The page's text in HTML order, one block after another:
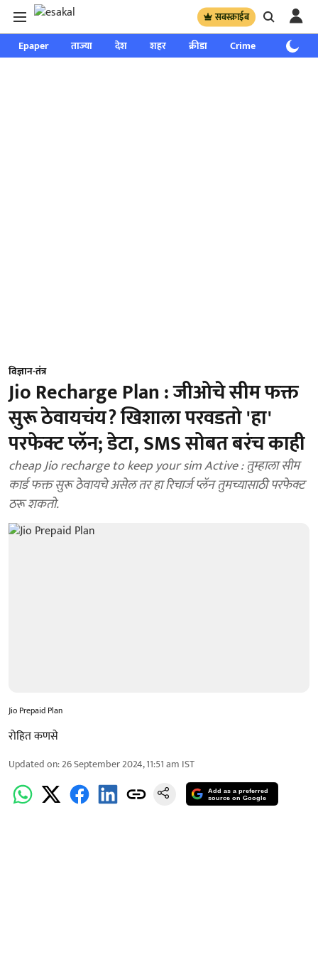
सबस्क्राईब
Epaper ताज्या देश शहर क्रीडा Crime साप्ताहिक
विज्ञान-तंत्र
Jio Recharge Plan : जीओचे सीम फक्त
सुरू ठेवायचंय? खिशाला परवडतो 'हा'
परफेक्ट प्लॅन; डेटा, SMS सोबत बरंच काही
cheap Jio recharge to keep your sim Active : तुम्हाला सीम
कार्ड फक्त सुरू ठेवायचे असेल तर हा रिचार्ज प्लॅन तुमच्यासाठी परफेक्ट
ठरू शकतो.
Jio Prepaid Plan
रोहित कणसे
Updated on:26 September 2024, 11:51 am IST
Add as a preferred
source on Google